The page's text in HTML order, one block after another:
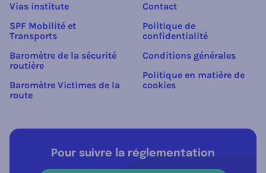
Vias institute
SPF Mobilité et
Transports
Baromètre de la sécurité
routière
Baromètre Victimes de la
route
Contact
Politique de
confidentialité
Conditions générales
Politique en matière de
cookies
Pour suivre la réglementation